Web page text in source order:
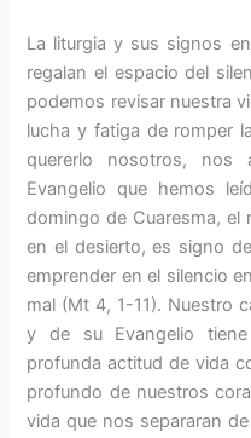
La liturgia y sus signos
regalan el espacio del
podemos revisar nuestra
lucha y fatiga de romper
quererlo nosotros,
Evangelio que hemos
domingo de Cuaresma, el
en el desierto, es signo
emprender en el silencio
mal (Mt 4, 1-11). Nuestro
y de su Evangelio
profunda actitud de vida
profundo de nuestros
vida que nos separaran